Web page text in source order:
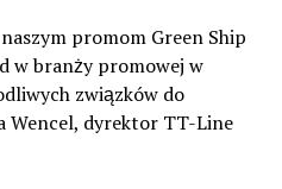
promom Green Ship
w branży promowej w
związków do
Wencel, dyrektor TT-Line